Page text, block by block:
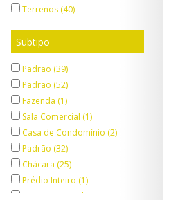
Terrenos (40)
Subtipo
Padrão (39)
Padrão (52)
Fazenda (1)
Sala Comercial (1)
Casa de Condomínio (2)
Padrão (32)
Chácara (25)
Prédio Inteiro (1)
Casa Comercial (3)